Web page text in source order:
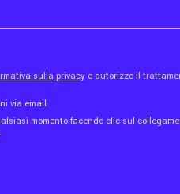
sulla privacy e autorizzo il
via email
momento facendo clic sul